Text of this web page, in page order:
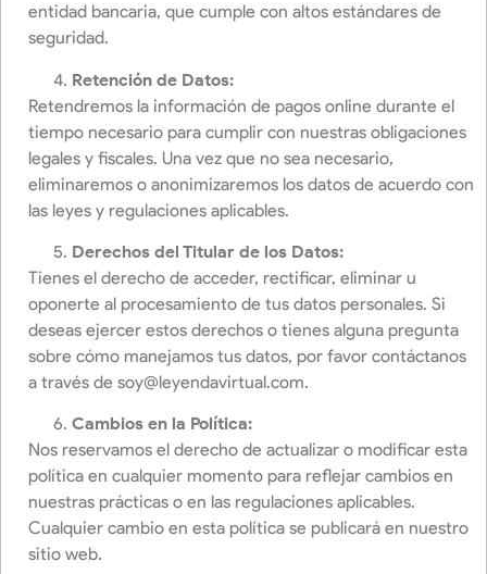
entidad bancaria, que cumple con altos estándares de
seguridad.
Retención de Datos:
Retendremos la información de pagos online durante el
tiempo necesario para cumplir con nuestras obligaciones
legales y fiscales. Una vez que no sea necesario,
eliminaremos o anonimizaremos los datos de acuerdo con
las leyes y regulaciones aplicables.
Derechos del Titular de los Datos:
Tienes el derecho de acceder, rectificar, eliminar u
oponerte al procesamiento de tus datos personales. Si
deseas ejercer estos derechos o tienes alguna pregunta
sobre cómo manejamos tus datos, por favor contáctanos
a través de soy@leyendavirtual.com.
Cambios en la Política:
Nos reservamos el derecho de actualizar o modificar esta
política en cualquier momento para reflejar cambios en
nuestras prácticas o en las regulaciones aplicables.
Cualquier cambio en esta política se publicará en nuestro
sitio web.